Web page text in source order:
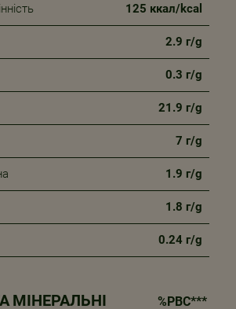
125 ккал/kcal
2.9 г/g
0.3 г/g
21.9 г/g
7 г/g
1.9 г/g
1.8 г/g
0.24 г/g
МІНЕРАЛЬНІ
%РВС***